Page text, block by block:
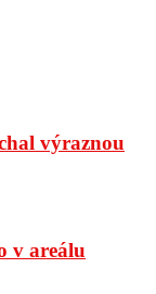
výraznou
v areálu